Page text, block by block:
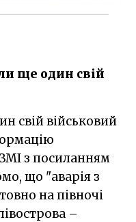
ще один свій
з посиланням
що "аварія з
на півночі
–